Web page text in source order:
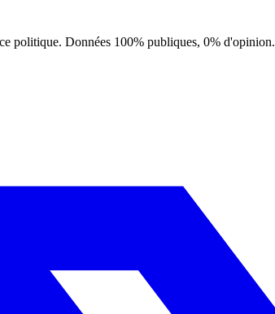
politique. Données 100% publiques, 0% d'opinion.